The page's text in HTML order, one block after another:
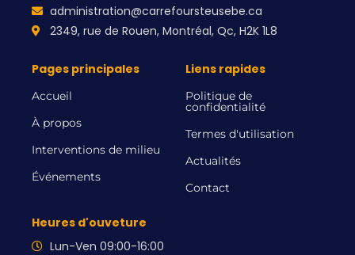
administration@carrefoursteusebe.ca
2349, rue de Rouen, Montréal, Qc, H2K 1L8
Pages principales
Accueil
À propos
Interventions de milieu
Événements
Liens rapides
Politique de
confidentialité
Termes d'utilisation
Actualités
Contact
Heures d'ouveture
Lun-Ven 09:00-16:00